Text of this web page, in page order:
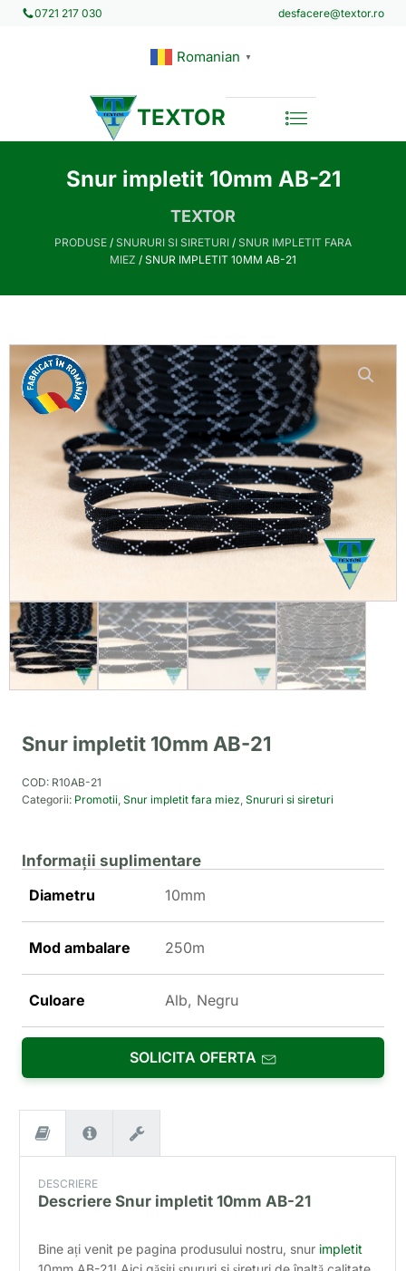
0721 217 030 desfacere@textor.ro
Romanian ▼
TEXTOR
Snur impletit 10mm AB-21
TEXTOR
PRODUSE / SNURURI SI SIRETURI / SNUR IMPLETIT FARA
MIEZ / SNUR IMPLETIT 10MM AB-21
Snur impletit 10mm AB-21
COD: R10AB-21
Categorii: Promotii, Snur impletit fara miez, Snururi si sireturi
Informații suplimentare
Diametru
10mm
Mod ambalare 250m
Culoare Alb, Negru
SOLICITA OFERTA
DESCRIERE
DescriereSnur impletit 10mm AB-21
Bine ați venit pe pagina produsului nostru, snur impletit